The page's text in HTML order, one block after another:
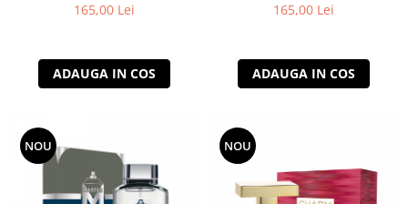
165,00 Lei
ADAUGA IN COS
165,00 Lei
ADAUGA IN COS
NOU NOU